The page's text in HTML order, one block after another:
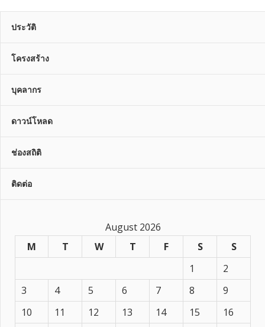
ประวัติ
โครงสร้าง
บุคลากร
ดาวน์โหลด
ช่องสถิติ
ติดต่อ
August 2026
M
T W T F S S
1
2
3
4 5 6 7 8
9
10
11 12 13 14 15
16